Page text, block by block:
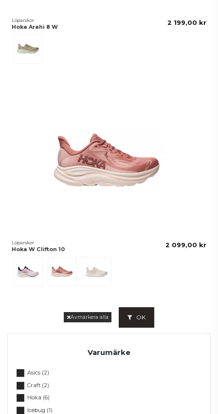
Löparskor
Hoka Arahi 8 W
2 199,00 kr
Löparskor
Hoka W Clifton 10
2 099,00 kr
Avmarkera alla OK
Varumärke
Asics (2)
Craft (2)
Hoka (6)
Icebug (1)